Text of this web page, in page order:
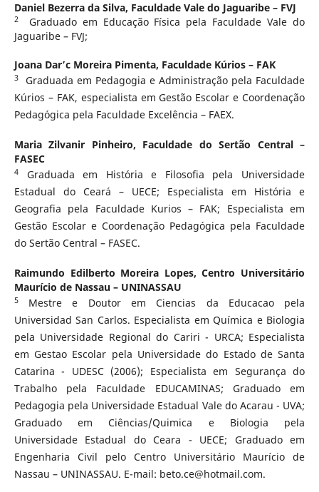
Daniel Bezerra da Silva, Faculdade Vale do Jaguaribe – FVJ
2
Graduado em Educação Física pela Faculdade Vale do
Jaguaribe – FVJ;
Joana Dar’c Moreira Pimenta, Faculdade Kúrios – FAK
3Graduada em Pedagogia e Administração pela Faculdade
Kúrios – FAK, especialista em Gestão Escolar e Coordenação
Pedagógica pela Faculdade Excelência – FAEX.
Maria Zilvanir Pinheiro, Faculdade do Sertão Central –
FASEC
4Graduada em História e Filosofia pela Universidade
Estadual do Ceará – UECE; Especialista em História e
Geografia pela Faculdade Kurios – FAK; Especialista em
Gestão Escolar e Coordenação Pedagógica pela Faculdade
do Sertão Central – FASEC.
Raimundo Edilberto Moreira Lopes,Centro Universitário
Maurício de Nassau – UNINASSAU
5Mestre e Doutor em Ciencias da Educacao pela
Universidad San Carlos. Especialista em Química e Biologia
pela Universidade Regional do Cariri - URCA; Especialista
em Gestao Escolar pela Universidade do Estado de Santa
Catarina - UDESC (2006); Especialista em Segurança do
Trabalho pela Faculdade EDUCAMINAS; Graduado em
Pedagogia pela Universidade Estadual Vale do Acarau - UVA;
Graduado em Ciências/Quimica e Biologia pela
Universidade Estadual do Ceara - UECE; Graduado em
Engenharia Civil pelo Centro Universitário Maurício de
Nassau – UNINASSAU. E-mail: beto.ce@hotmail.com.